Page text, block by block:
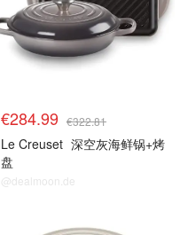
€284.99 €322.81
Le Creuset 深空灰海鲜锅+烤
盘
@dealmoon.de